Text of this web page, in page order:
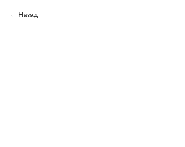
Назад